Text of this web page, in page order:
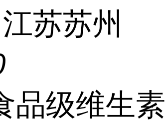
苏苏州
品级维生